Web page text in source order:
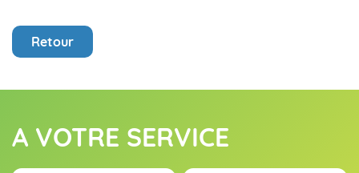
Retour
A VOTRE SERVICE